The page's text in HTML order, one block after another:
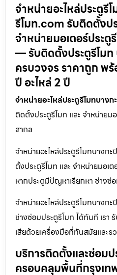
จำหน่ายอะไหล่ประตูรี
รีโมท.com รับติดตั้งป
จำหน่ายมอเตอร์ประตู
— รับติดตั้งประตูรีโมท
ครบวงจร ราคาถูก พ
ปี อะไหล่ 2 ปี
จำหน่ายอะไหล่ประตูรีโมทบางก
ติดตั้งประตูรีโมท และ จำหน่ายม
สากล
จำหน่ายอะไหล่ประตูรีโมทบางก
ตั้งประตูรีโมท และ จำหน่ายมอเ
หากประตูมีปัญหาเรียกหา ช่างซ่
จำหน่ายอะไหล่ประตูรีโมทบางก
ช่างซ่อมประตูรีโมท ได้ทันที เรา
เสียด้วยเครื่องมือที่ทันสมัยและร
บริการติดตั้งและซ่อม
ครอบคลุมพื้นที่กรุงเท